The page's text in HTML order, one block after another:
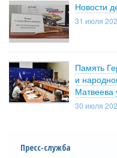
Новости
31 июля
Память
и
Матвеева
30 июля
Пресс-служба